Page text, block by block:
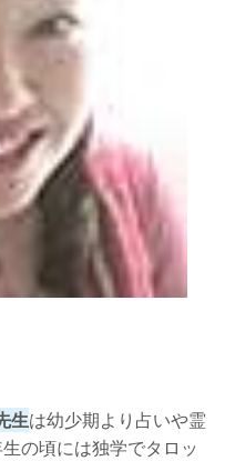
生は幼少期より占いや霊
の頃には独学でタロッ